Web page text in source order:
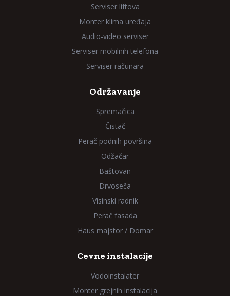
Serviser liftova
Monter klima uređaja
Audio-video serviser
Serviser mobilnih telefona
Serviser računara
Održavanje
Spremačica
Čistač
Perač podnih površina
Odžačar
Baštovan
Drvoseča
Visinski radnik
Perač fasada
Haus majstor / Domar
Cevne instalacije
Vodoinstalater
Monter grejnih instalacija